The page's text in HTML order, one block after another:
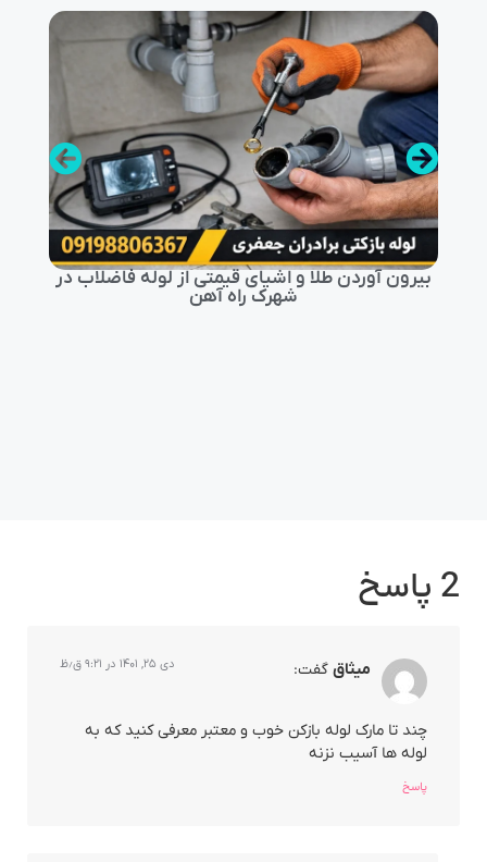
بیرون آوردن طلا و اشیای قیمتی از لوله فاضلاب در
شهرک راه‌ آهن
2 پاسخ
میثاق گفت: دی ۲۵, ۱۴۰۱ در ۹:۲۱ ق٫ظ
چند تا مارک لوله بازکن خوب و معتبر معرفی کنید که به
لوله ها آسیب نزنه
پاسخ